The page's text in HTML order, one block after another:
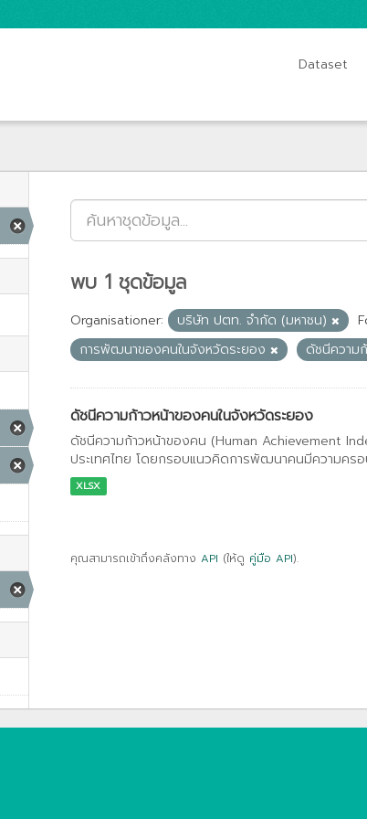
Dataset
พบ 1 ชุดข้อมูล
Organisationer: บริษัท ปตท. จำกัด (มหาชน)
การพัฒนาของคนในจังหวัดระยอง
ดัชนีความ
ดัชนีความก้าวหน้าของคนในจังหวัดระยอง
ดัชนีความก้าวหน้าของคน (Human Achievement
ประเทศไทย โดยกรอบแนวคิดการพัฒนาคนมีความคร
XLSX
คุณสามารถเข้าถึงคลังทาง API (ให้ดู คู่มือ API).